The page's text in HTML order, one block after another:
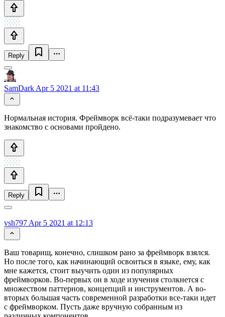
Reply
SamDark Apr 5 2021 at 11:43
Нормальная история. Фреймворк всё-таки подразумевает что
знакомство с основами пройдено.
Reply
vsh797 Apr 5 2021 at 12:13
Ваш товарищ, конечно, слишком рано за фреймворк взялся.
Но после того, как начинающий освоиться в языке, ему, как
мне кажется, стоит выучить один из популярных
фреймворков. Во-первых он в ходе изучения столкнется с
множеством паттернов, концепций и инструментов. А во-
вторых большая часть современной разработки все-таки идет
с фреймворком. Пусть даже вручную собранным из